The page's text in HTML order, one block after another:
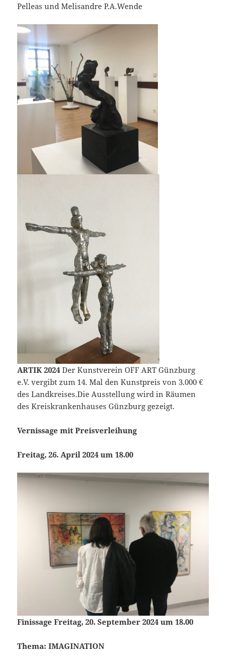
Pelleas und Melisandre P.A.Wende
ARTIK 2024Der Kunstverein OFF ART Günzburg
e.V. vergibt zum 14. Mal den Kunstpreis von 3.000 €
des Landkreises.Die Ausstellung wird in Räumen
des Kreiskrankenhauses Günzburg gezeigt.
Vernissage mit Preisverleihung
Freitag, 26. April 2024 um 18.00
Finissage Freitag, 20. September 2024 um 18.00
Thema: IMAGINATION